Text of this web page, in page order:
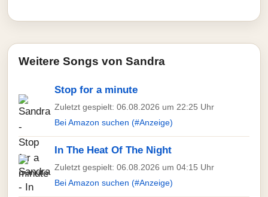
Weitere Songs von Sandra
Stop for a minute
Zuletzt gespielt: 06.08.2026 um 22:25 Uhr
Bei Amazon suchen (#Anzeige)
In The Heat Of The Night
Zuletzt gespielt: 06.08.2026 um 04:15 Uhr
Bei Amazon suchen (#Anzeige)